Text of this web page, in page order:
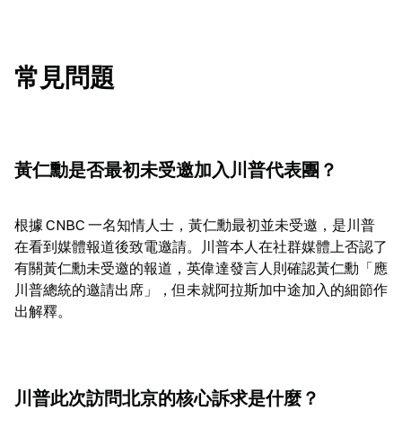
常見問題
黃仁勳是否最初未受邀加入川普代表團？
根據 CNBC 一名知情人士，黃仁勳最初並未受邀，是川普
在看到媒體報道後致電邀請。川普本人在社群媒體上否認了
有關黃仁勳未受邀的報道，英偉達發言人則確認黃仁勳「應
川普總統的邀請出席」，但未就阿拉斯加中途加入的細節作
出解釋。
川普此次訪問北京的核心訴求是什麼？